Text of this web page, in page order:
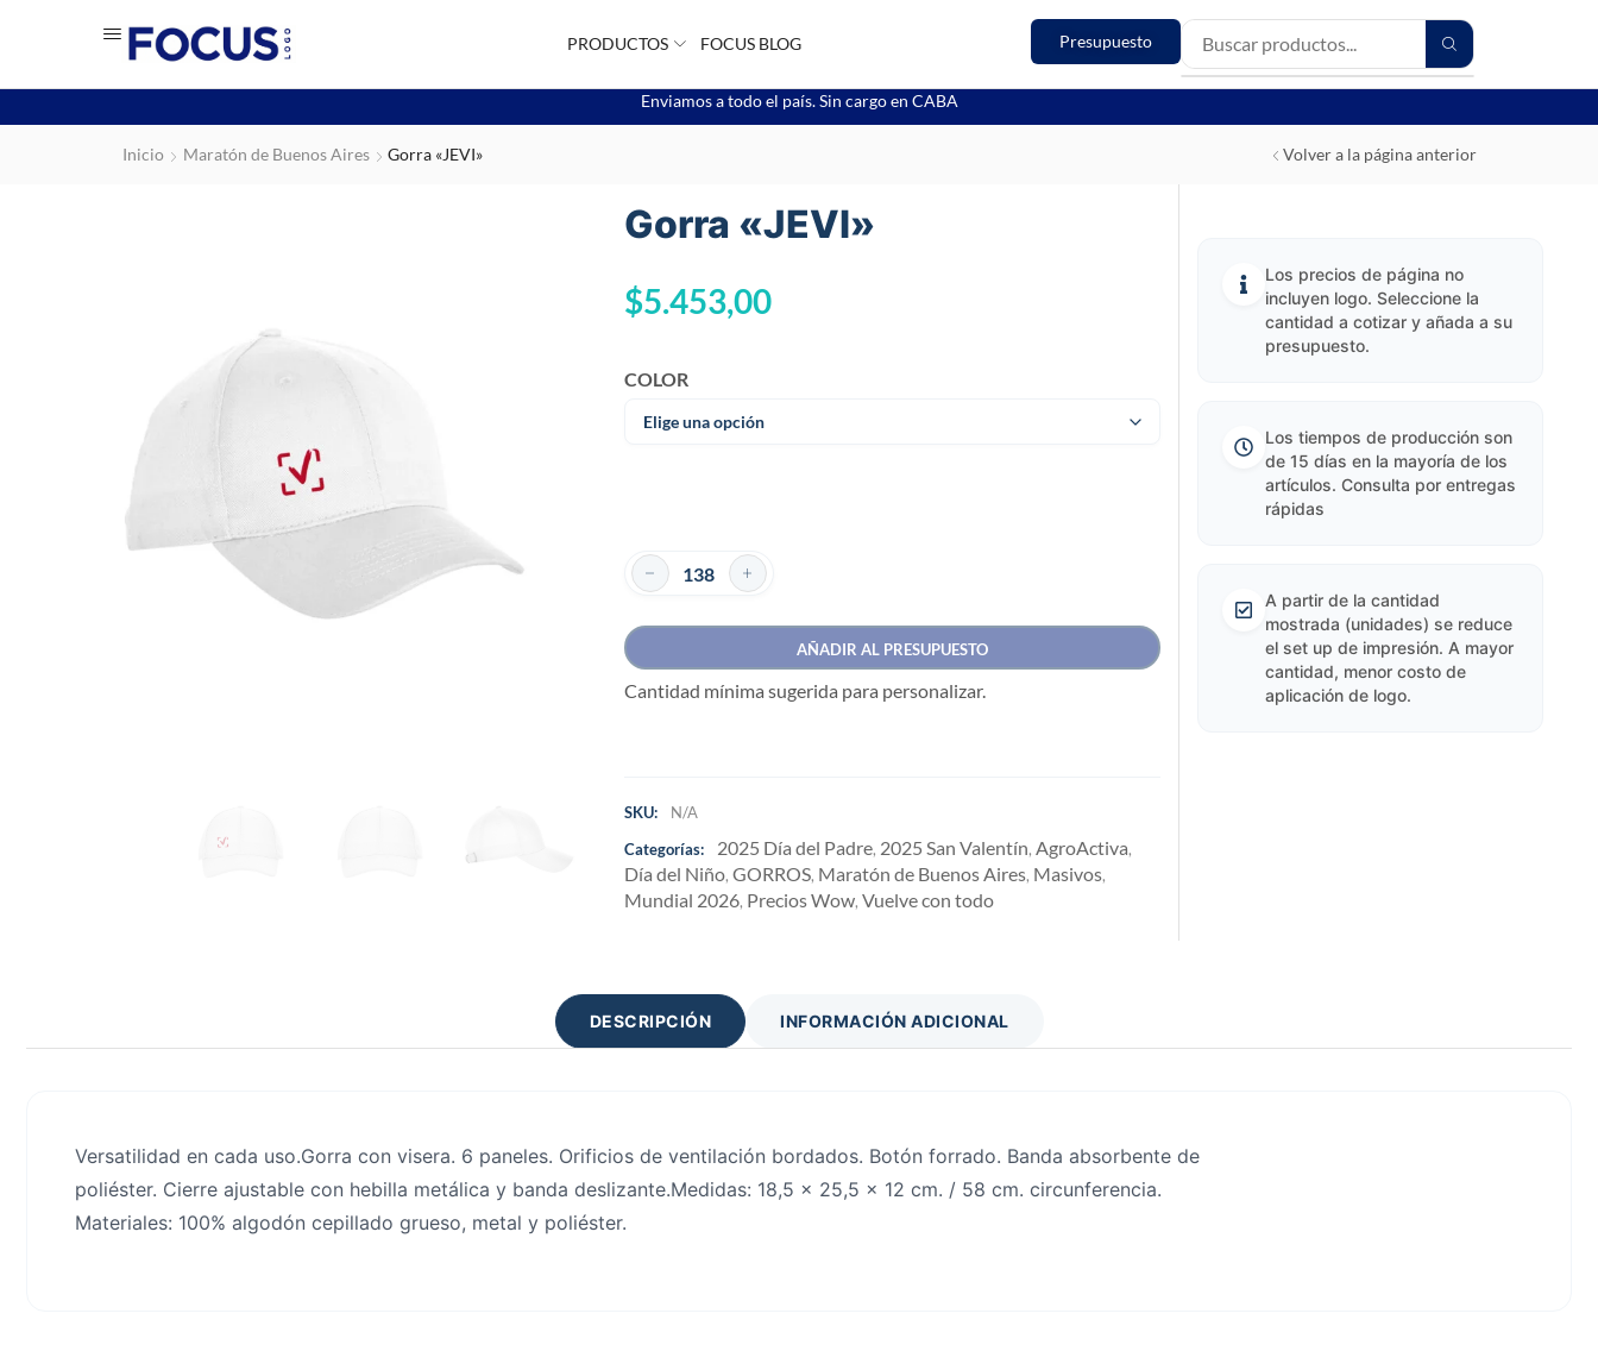
PRODUCTOS FOCUS BLOG Presupuesto
Enviamos a todo el país. Sin cargo en CABA
Inicio Maratón de Buenos Aires Gorra «JEVI» Volver a la página anterior
Gorra «JEVI»
$5.453,00
COLOR
AÑADIR AL PRESUPUESTO
Cantidad mínima sugerida para personalizar.
SKU:
N/A
Categorías:
2025 Día del Padre, 2025 San Valentín, AgroActiva,
Día del Niño, GORROS, Maratón de Buenos Aires, Masivos,
Mundial 2026, Precios Wow, Vuelve con todo
Los precios de página no
incluyen logo. Seleccione la
cantidad a cotizar y añada a su
presupuesto.
Los tiempos de producción son
de 15 días en la mayoría de los
artículos. Consulta por entregas
rápidas
A partir de la cantidad
mostrada (unidades) se reduce
el set up de impresión. A mayor
cantidad, menor costo de
aplicación de logo.
DESCRIPCIÓN INFORMACIÓN ADICIONAL
Versatilidad en cada uso.Gorra con visera. 6 paneles. Orificios de ventilación bordados. Botón forrado. Banda absorbente de
poliéster. Cierre ajustable con hebilla metálica y banda deslizante.Medidas: 18,5 x 25,5 x 12 cm. / 58 cm. circunferencia.
Materiales: 100% algodón cepillado grueso, metal y poliéster.